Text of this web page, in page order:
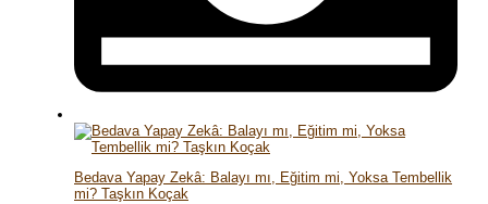
Bedava Yapay Zekâ: Balayı mı, Eğitim mi, Yoksa Tembellik
mi? Taşkın Koçak